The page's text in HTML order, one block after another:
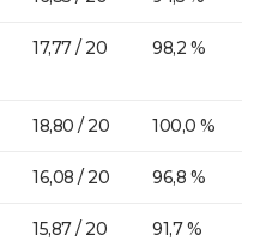
17,77 / 20 98,2 %
18,80 / 20 100,0 %
16,08 / 20 96,8 %
15,87 / 20 91,7 %